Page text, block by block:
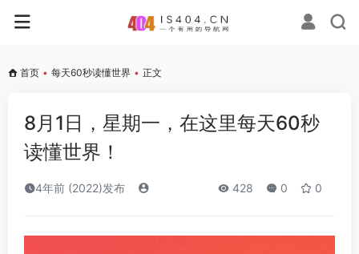
首页 • 每天60秒读懂世界 • 正文
8月1日，星期一，在这里每天60秒
读懂世界！
4年前 (2022)发布 428 0 0